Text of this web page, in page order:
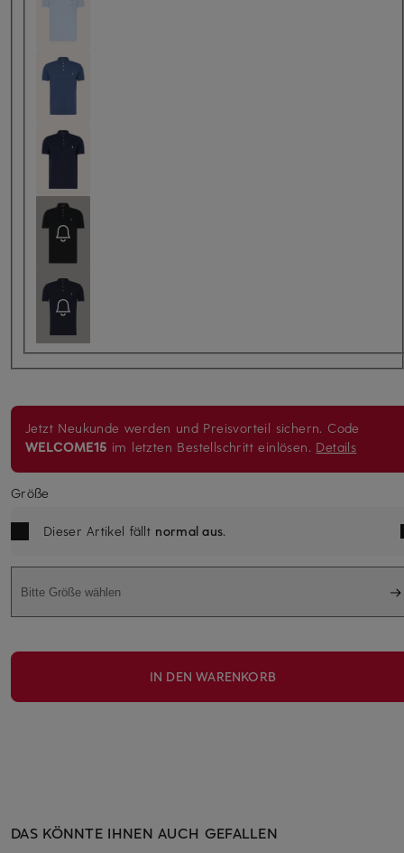
Jetzt Neukunde werden und Preisvorteil sichern. Code
WELCOME15 im letzten Bestellschritt einlösen. Details
Größe
Dieser Artikel fällt normal aus.
Bitte Größe wählen
IN DEN WARENKORB
DAS KÖNNTE IHNEN AUCH GEFALLEN